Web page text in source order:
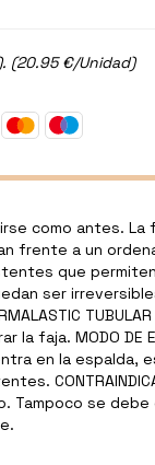
(20.95 €/Unidad)
como antes.
frente a un
que
ser
faja. MODO DE
en la espalda,
se